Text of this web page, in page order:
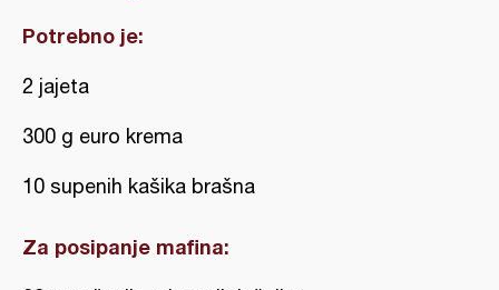
Potrebno je:
2 jajeta
300 g euro krema
10 supenih kašika brašna
Za posipanje mafina: